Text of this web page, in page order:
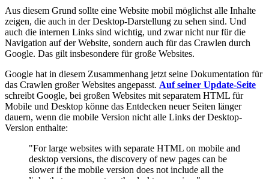
Aus diesem Grund sollte eine Website mobil möglichst alle Inhalte
zeigen, die auch in der Desktop-Darstellung zu sehen sind. Und
auch die internen Links sind wichtig, und zwar nicht nur für die
Navigation auf der Website, sondern auch für das Crawlen durch
Google. Das gilt insbesondere für große Websites.
Google hat in diesem Zusammenhang jetzt seine Dokumentation für
das Crawlen großer Websites angepasst. Auf seiner Update-Seite
schreibt Google, bei großen Websites mit separatem HTML für
Mobile und Desktop könne das Entdecken neuer Seiten länger
dauern, wenn die mobile Version nicht alle Links der Desktop-
Version enthalte:
"For large websites with separate HTML on mobile and
desktop versions, the discovery of new pages can be
slower if the mobile version does not include all the